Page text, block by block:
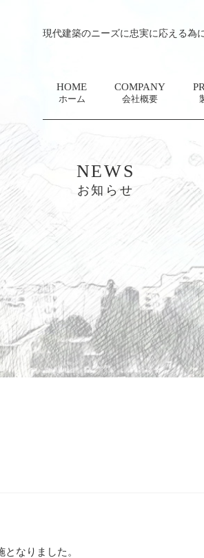
現代建築のニーズに忠実に応える為
HOME
ホーム
COMPANY
会社概要
NEWS
お知らせ
なりました。